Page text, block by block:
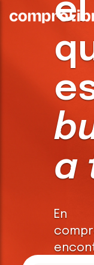
el
a
En